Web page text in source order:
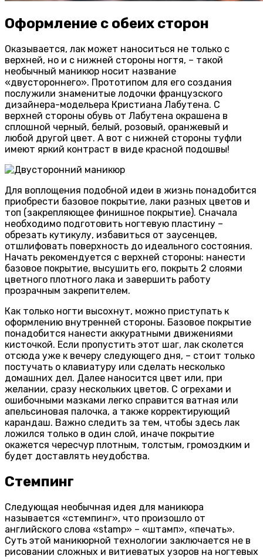
Оформление с обеих сторон
Оказывается, лак может наноситься не только с
верхней, но и с нижней стороны ногтя, – такой
необычный маникюр носит название
«двустороннего». Прототипом для его создания
послужили знаменитые лодочки французского
дизайнера-модельера Кристиана Лабутена. С
верхней стороны обувь от Лабутена окрашена в
сплошной черный, белый, розовый, оранжевый и
любой другой цвет. А вот с нижней стороны туфли
имеют яркий контраст в виде красной подошвы!
Для воплощения подобной идеи в жизнь понадобится
приобрести базовое покрытие, лаки разных цветов и
топ (закрепляющее финишное покрытие). Сначала
необходимо подготовить ногтевую пластину –
обрезать кутикулу, избавиться от заусенцев,
отшлифовать поверхность до идеального состояния.
Начать рекомендуется с верхней стороны: нанести
базовое покрытие, высушить его, покрыть 2 слоями
цветного плотного лака и завершить работу
прозрачным закрепителем.
Как только ногти высохнут, можно приступать к
оформлению внутренней стороны. Базовое покрытие
понадобится нанести аккуратными движениями
кисточкой. Если пропустить этот шаг, лак сколется
отсюда уже к вечеру следующего дня, – стоит только
постучать о клавиатуру или сделать несколько
домашних дел. Далее наносится цвет или, при
желании, сразу нескольких цветов. С огрехами и
ошибочными мазками легко справится ватная или
апельсиновая палочка, а также корректирующий
карандаш. Важно следить за тем, чтобы здесь лак
ложился только в один слой, иначе покрытие
окажется чересчур плотным, толстым, громоздким и
будет доставлять неудобства.
Стемпинг
Следующая необычная идея для маникюра
называется «стемпинг», что произошло от
английского слова «stamp» – «штамп», «печать».
Суть этой маникюрной технологии заключается не в
рисовании сложных и витиеватых узоров на ногтевых